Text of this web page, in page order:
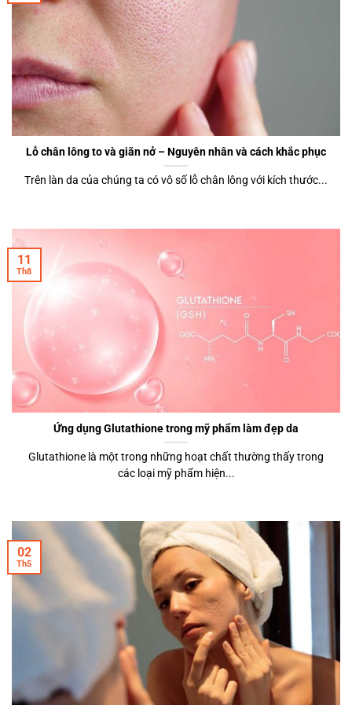
Lỗ chân lông to và giãn nở – Nguyên nhân và cách khắc phục
Trên làn da của chúng ta có vô số lỗ chân lông với kích thước...
Ứng dụng Glutathione trong mỹ phẩm làm đẹp da
Glutathione là một trong những hoạt chất thường thấy trong
các loại mỹ phẩm hiện...
11
Th8
02
Th5